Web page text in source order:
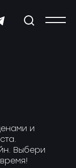
и
Выбери